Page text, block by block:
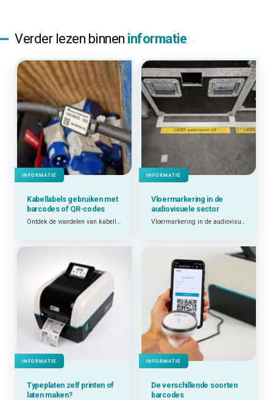
Verder lezen binnen informatie
INFORMATIE
Kabellabels gebruiken met
barcodes of QR-codes
Ontdek de voordelen van kabellabels met barcodes en QR-codes.
INFORMATIE
Vloermarkering in de
audiovisuele sector
Vloermarkering in de audiovisuele sector: getest in de praktijk
INFORMATIE
Typeplaten zelf printen of
laten maken?
INFORMATIE
De verschillende soorten
barcodes